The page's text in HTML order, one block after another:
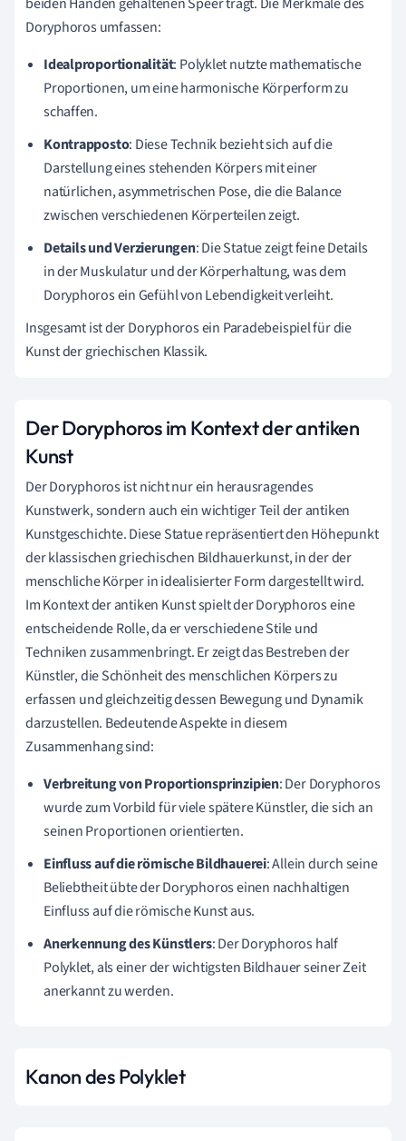
Doryphoros umfassen:
Idealproportionalität: Polyklet nutzte mathematische
Proportionen, um eine harmonische Körperform zu
schaffen.
Kontrapposto: Diese Technik bezieht sich auf die
Darstellung eines stehenden Körpers mit einer
natürlichen, asymmetrischen Pose, die die Balance
zwischen verschiedenen Körperteilen zeigt.
Details und Verzierungen: Die Statue zeigt feine Details
in der Muskulatur und der Körperhaltung, was dem
Doryphoros ein Gefühl von Lebendigkeit verleiht.
Insgesamt ist der Doryphoros ein Paradebeispiel für die
Kunst der griechischen Klassik.
Der Doryphoros im Kontext der antiken
Kunst
Der Doryphoros ist nicht nur ein herausragendes
Kunstwerk, sondern auch ein wichtiger Teil der antiken
Kunstgeschichte. Diese Statue repräsentiert den Höhepunkt
der klassischen griechischen Bildhauerkunst, in der der
menschliche Körper in idealisierter Form dargestellt wird.
Im Kontext der antiken Kunst spielt der Doryphoros eine
entscheidende Rolle, da er verschiedene Stile und
Techniken zusammenbringt. Er zeigt das Bestreben der
Künstler, die Schönheit des menschlichen Körpers zu
erfassen und gleichzeitig dessen Bewegung und Dynamik
darzustellen. Bedeutende Aspekte in diesem
Zusammenhang sind:
Verbreitung von Proportionsprinzipien: Der Doryphoros
wurde zum Vorbild für viele spätere Künstler, die sich an
seinen Proportionen orientierten.
Einfluss auf die römische Bildhauerei: Allein durch seine
Beliebtheit übte der Doryphoros einen nachhaltigen
Einfluss auf die römische Kunst aus.
Anerkennung des Künstlers: Der Doryphoros half
Polyklet, als einer der wichtigsten Bildhauer seiner Zeit
anerkannt zu werden.
Kanon des Polyklet